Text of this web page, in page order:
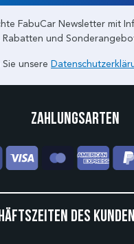
FabuCar Newsletter mit
und
unsere
des
Zahlungsarten